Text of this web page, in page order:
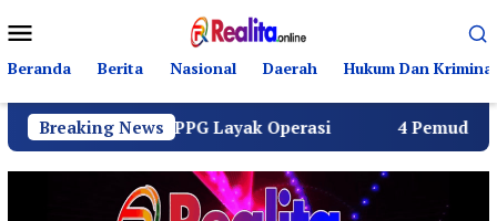
ke
kontenMobile
Beranda Berita Nasional Daerah Hukum Dan Kriminal
Breaking News
SPPG Layak Operasi 4 Pemuda Bungur Raya